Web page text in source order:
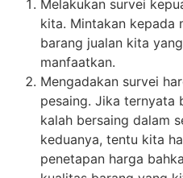
Melakukan survei
kita. Mintakan kepada
barang jualan kita
manfaatkan.
Mengadakan survei
pesaing. Jika ternyata
kalah bersaing dalam
keduanya, tentu kita
penetapan harga